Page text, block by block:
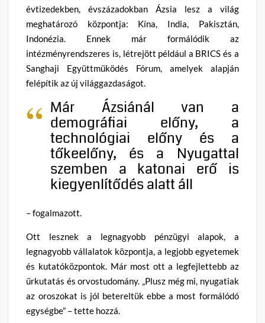
évtizedekben, évszázadokban Ázsia lesz a világ
meghatározó központja: Kína, India, Pakisztán,
Indonézia. Ennek már formálódik az
intézményrendszeres is, létrejött például a BRICS és a
Sanghaji Együttműködés Fórum, amelyek alapján
felépítik az új világgazdaságot.
Már Ázsiánál van a
demográfiai előny, a
technológiai előny és a
tőkeelőny, és a Nyugattal
szemben a katonai erő is
kiegyenlítődés alatt áll
– fogalmazott.
Ott lesznek a legnagyobb pénzügyi alapok, a
legnagyobb vállalatok központja, a legjobb egyetemek
és kutatóközpontok. Már most ott a legfejlettebb az
űrkutatás és orvostudomány. „Plusz még mi, nyugatiak
az oroszokat is jól betereltük ebbe a most formálódó
egységbe” – tette hozzá.